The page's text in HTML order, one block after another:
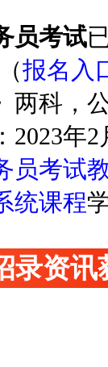
员考试
（报名入
两科，
2023年2
员考试
统课程
录资讯